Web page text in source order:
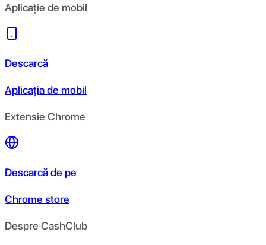
Aplicație de mobil
Descarcă
Aplicația de mobil
Extensie Chrome
Descarcă de pe
Chrome store
Despre CashClub